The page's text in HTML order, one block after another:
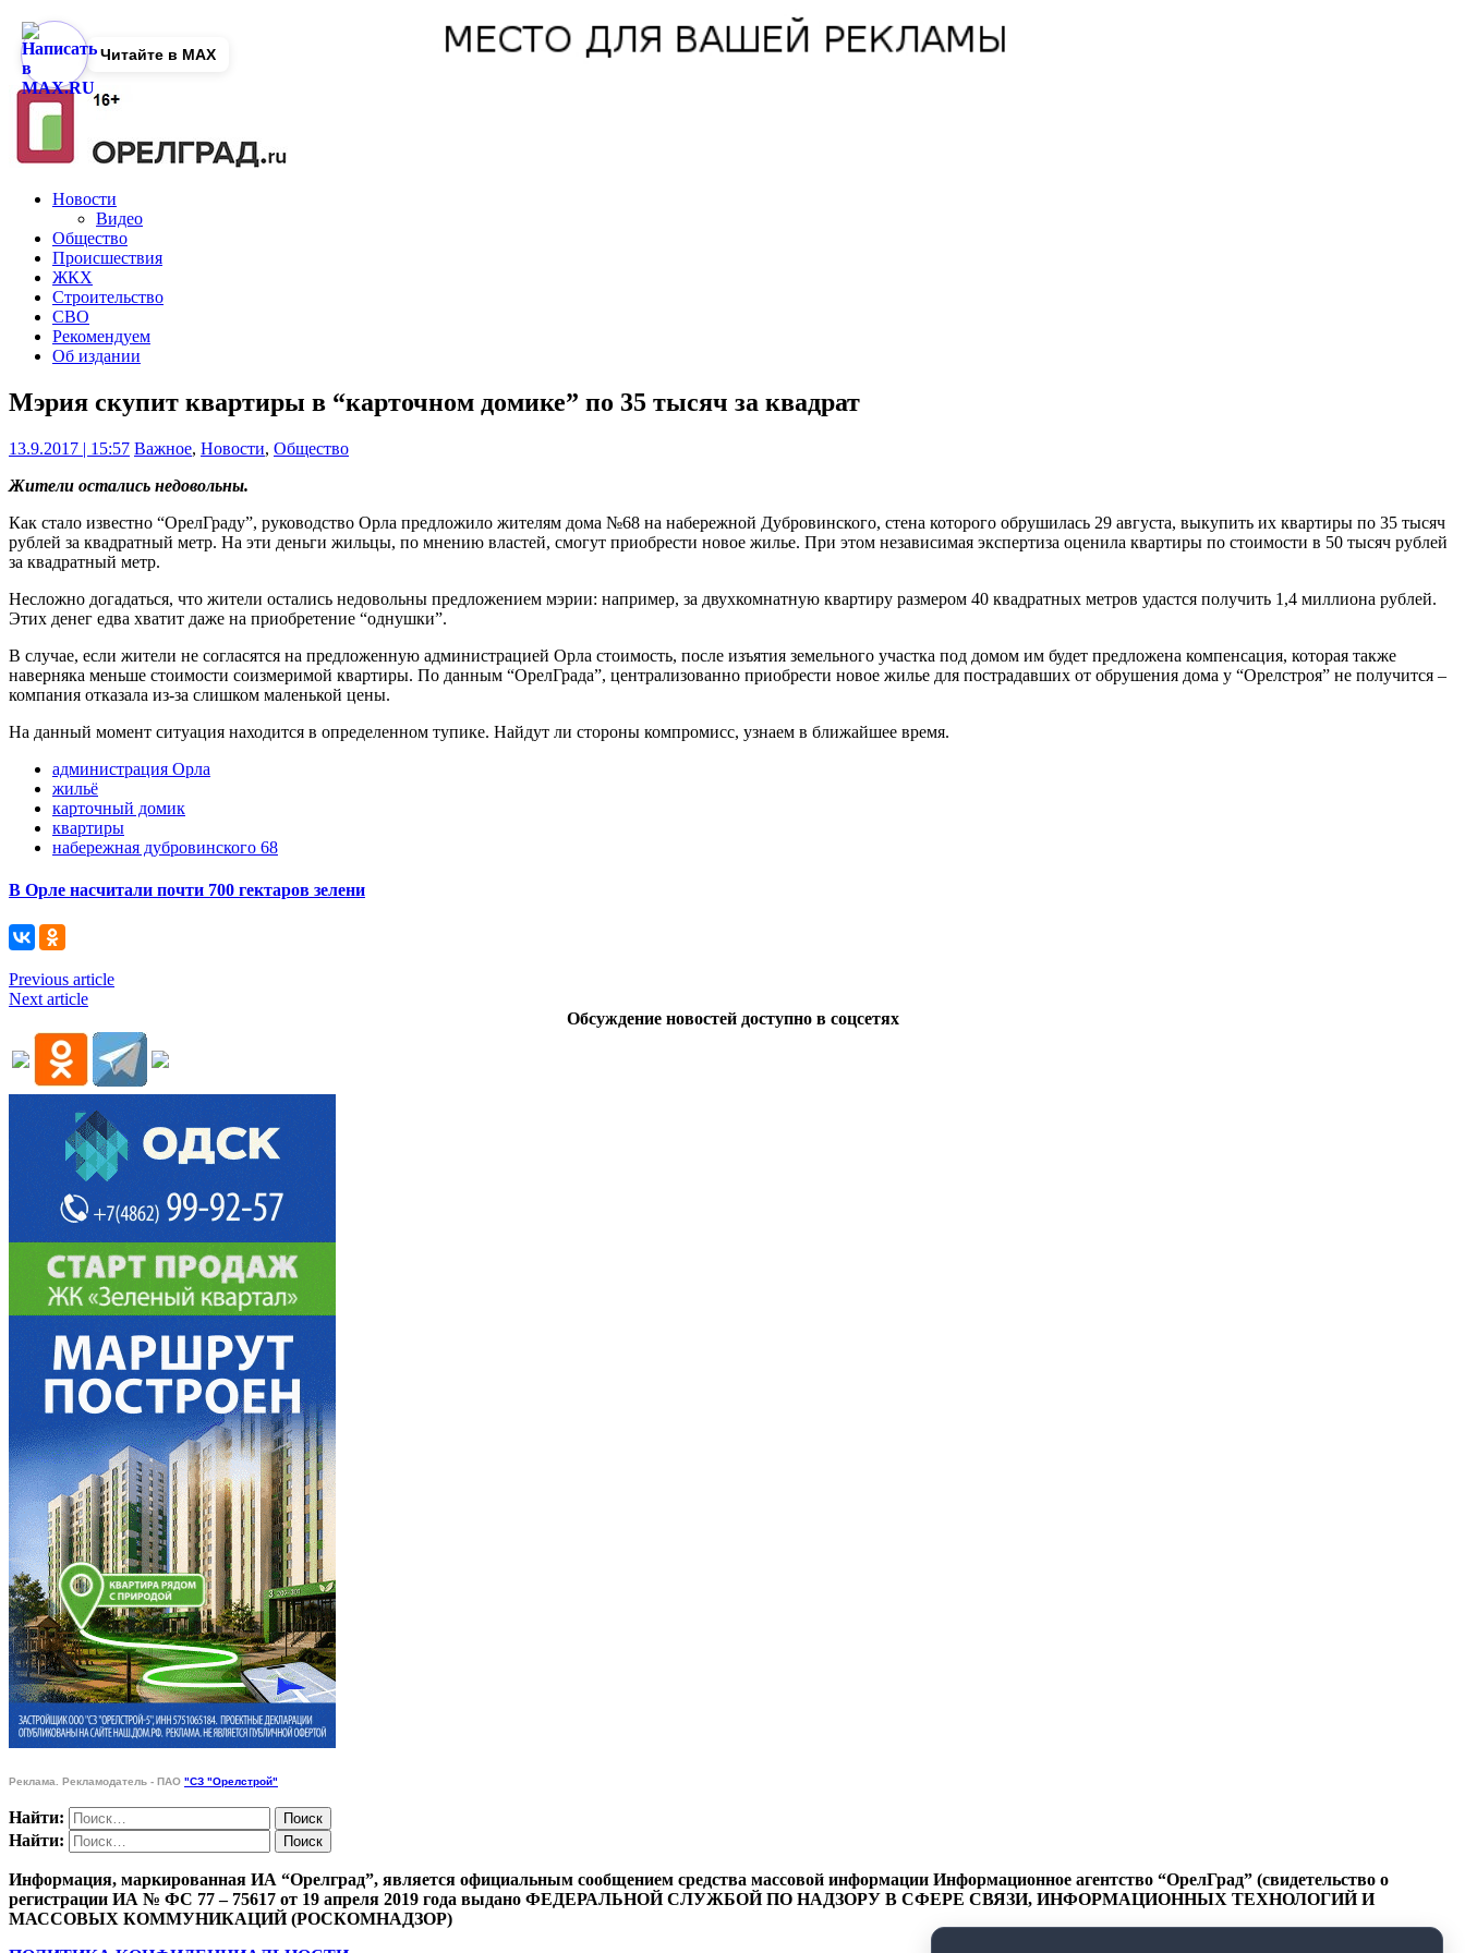
Новости
Видео
Общество
Происшествия
ЖКХ
Строительство
СВО
Рекомендуем
Об издании
Мэрия скупит квартиры в “карточном домике” по 35 тысяч за квадрат
13.9.2017 | 15:57 Важное, Новости, Общество
Жители остались недовольны.
Как стало известно “ОрелГраду”, руководство Орла предложило жителям дома №68 на набережной Дубровинского, стена которого обрушилась 29 августа, выкупить их квартиры по 35 тысяч
рублей за квадратный метр. На эти деньги жильцы, по мнению властей, смогут приобрести новое жилье. При этом независимая экспертиза оценила квартиры по стоимости в 50 тысяч рублей
за квадратный метр.
Несложно догадаться, что жители остались недовольны предложением мэрии: например, за двухкомнатную квартиру размером 40 квадратных метров удастся получить 1,4 миллиона рублей.
Этих денег едва хватит даже на приобретение “однушки”.
В случае, если жители не согласятся на предложенную администрацией Орла стоимость, после изъятия земельного участка под домом им будет предложена компенсация, которая также
наверняка меньше стоимости соизмеримой квартиры. По данным “ОрелГрада”, централизованно приобрести новое жилье для пострадавших от обрушения дома у “Орелстроя” не получится –
компания отказала из-за слишком маленькой цены.
На данный момент ситуация находится в определенном тупике. Найдут ли стороны компромисс, узнаем в ближайшее время.
администрация Орла
жильё
карточный домик
квартиры
набережная дубровинского 68
В Орле насчитали почти 700 гектаров зелени
Previous article
Next article
Обсуждение новостей доступно в соцсетях
Реклама. Рекламодатель - ПАО "СЗ "Орелстрой"
Найти:
Найти:
Информация, маркированная ИА “Орелград”, является официальным сообщением средства массовой информации Информационное агентство “ОрелГрад” (свидетельство о
регистрации ИА № ФС 77 – 75617 от 19 апреля 2019 года выдано ФЕДЕРАЛЬНОЙ СЛУЖБОЙ ПО НАДЗОРУ В СФЕРЕ СВЯЗИ, ИНФОРМАЦИОННЫХ ТЕХНОЛОГИЙ И
МАССОВЫХ КОММУНИКАЦИЙ (РОСКОМНАДЗОР)
Читайте в MAX